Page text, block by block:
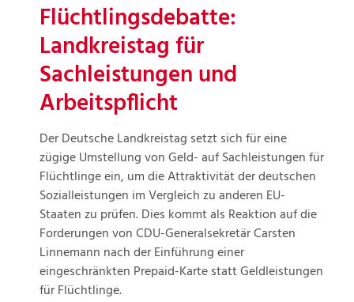
Flüchtlingsdebatte:
Landkreistag für
Sachleistungen und
Arbeitspflicht
Der Deutsche Landkreistag setzt sich für eine
zügige Umstellung von Geld- auf Sachleistungen für
Flüchtlinge ein, um die Attraktivität der deutschen
Sozialleistungen im Vergleich zu anderen EU-
Staaten zu prüfen. Dies kommt als Reaktion auf die
Forderungen von CDU-Generalsekretär Carsten
Linnemann nach der Einführung einer
eingeschränkten Prepaid-Karte statt Geldleistungen
für Flüchtlinge.